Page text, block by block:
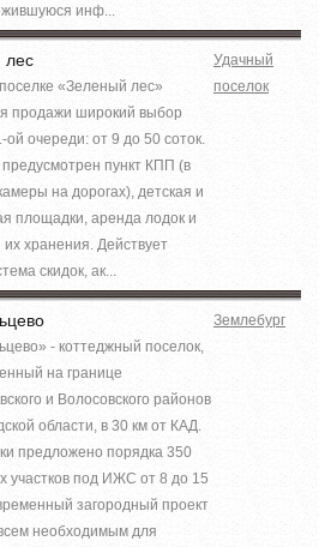
инф...
лес
«Зеленый лес»
продажи широкий выбор
ой очереди: от 9 до 50 соток.
пункт КПП (в
на дорогах), детская и
площадки, аренда лодок и
хранения. Действует
скидок, ак...
Удачный
поселок
- коттеджный поселок,
на границе
и Волосовского районов
области, в 30 км от КАД.
предложено порядка 350
участков под ИЖС от 8 до 15
загородный проект
необходимым для
Землебург